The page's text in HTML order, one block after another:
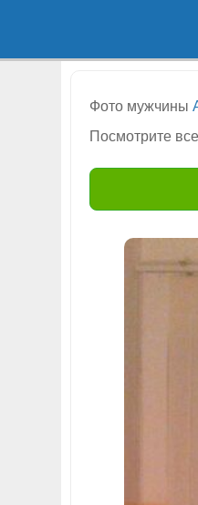
Фото мужчины
Посмотрите